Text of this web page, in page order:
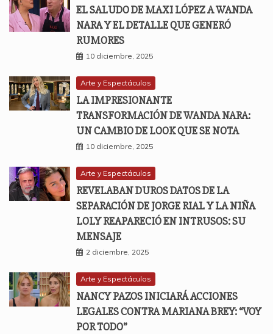
EL SALUDO DE MAXI LÓPEZ A WANDA
NARA Y EL DETALLE QUE GENERÓ
RUMORES
10 diciembre, 2025
Arte y Espectáculos
LA IMPRESIONANTE
TRANSFORMACIÓN DE WANDA NARA:
UN CAMBIO DE LOOK QUE SE NOTA
10 diciembre, 2025
Arte y Espectáculos
REVELABAN DUROS DATOS DE LA
SEPARACIÓN DE JORGE RIAL Y LA NIÑA
LOLY REAPARECIÓ EN INTRUSOS: SU
MENSAJE
2 diciembre, 2025
Arte y Espectáculos
NANCY PAZOS INICIARÁ ACCIONES
LEGALES CONTRA MARIANA BREY: “VOY
POR TODO”